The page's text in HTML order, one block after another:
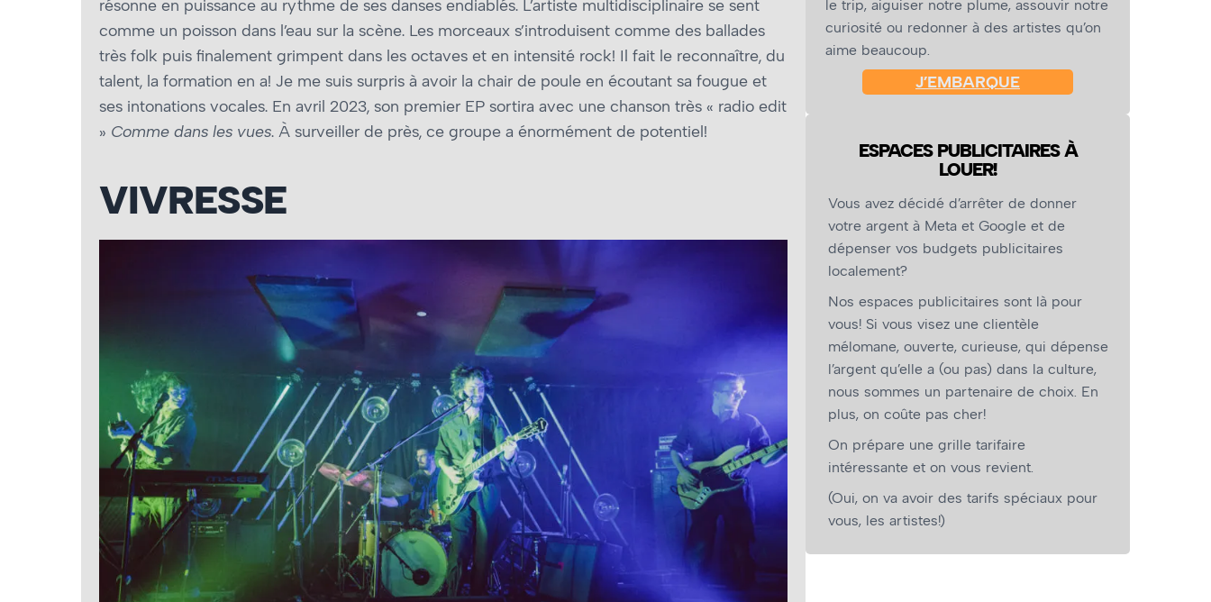
résonne en puissance au rythme de ses danses endiablés. L’artiste multidisciplinaire se sent
comme un poisson dans l’eau sur la scène. Les morceaux s’introduisent comme des ballades
très folk puis finalement grimpent dans les octaves et en intensité rock! Il fait le reconnaître, du
talent, la formation en a! Je me suis surpris à avoir la chair de poule en écoutant sa fougue et
ses intonations vocales. En avril 2023, son premier EP sortira avec une chanson très « radio edit
» Comme dans les vues. À surveiller de près, ce groupe a énormément de potentiel!
VIVRESSE
le trip, aiguiser notre plume, assouvir notre
curiosité ou redonner à des artistes qu’on
aime beaucoup.
J’EMBARQUE
ESPACES PUBLICITAIRES À
LOUER!
Vous avez décidé d’arrêter de donner
votre argent à Meta et Google et de
dépenser vos budgets publicitaires
localement?
Nos espaces publicitaires sont là pour
vous! Si vous visez une clientèle
mélomane, ouverte, curieuse, qui dépense
l’argent qu’elle a (ou pas) dans la culture,
nous sommes un partenaire de choix. En
plus, on coûte pas cher!
On prépare une grille tarifaire
intéressante et on vous revient.
(Oui, on va avoir des tarifs spéciaux pour
vous, les artistes!)